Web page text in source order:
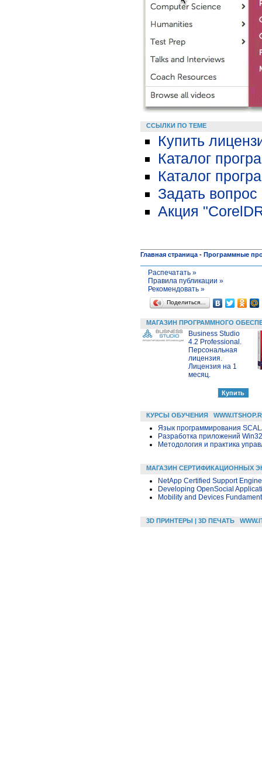
ССЫЛКИ ПО ТЕМЕ
Купить
Каталог
Каталог
Задать
Акция
Главная страница - Программные
Распечатать »
Правила публикации »
Рекомендовать »
Поделиться…
МАГАЗИН ПРОГРАММНОГО
Business Studio
4.2 Professional.
Персональная
лицензия.
Лицензия на 1
месяц.
КУРСЫ ОБУЧЕНИЯ
Язык программирования
Разработка приложений
Методология и практика
МАГАЗИН СЕРТИФИКАЦИОННЫХ
NetApp Certified Support
Developing OpenSocial
Mobility and Devices
3D ПРИНТЕРЫ | 3D ПЕЧАТЬ